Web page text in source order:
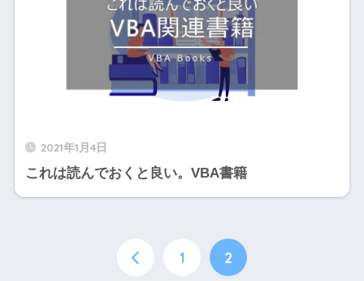
2021年1月4日
これは読んでおくと良い。VBA書籍
1 2